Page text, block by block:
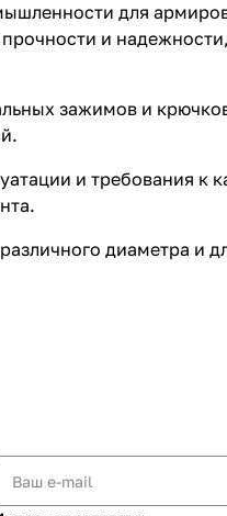
для
и
зажимов и
и требования к
диаметра и